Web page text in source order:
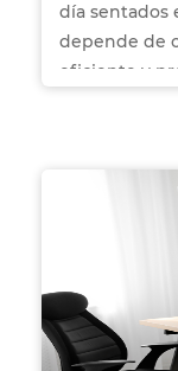
día sentados
depende de
eficiente y
trabajes en